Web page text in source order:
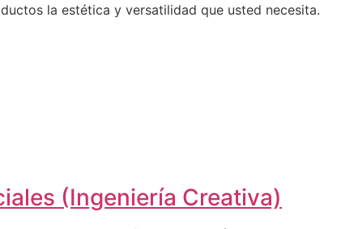
la estética y versatilidad que usted necesita.
(Ingeniería Creativa)